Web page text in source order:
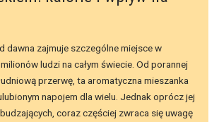
dawna zajmuje szczególne miejsce w
ludzi na całym świecie. Od porannej
przerwę, ta aromatyczna mieszanka
napojem dla wielu. Jednak oprócz jej
coraz częściej zwraca się uwagę